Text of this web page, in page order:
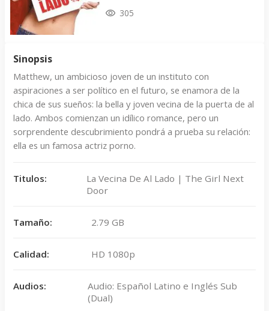
305
Sinopsis
Matthew, un ambicioso joven de un instituto con
aspiraciones a ser político en el futuro, se enamora de la
chica de sus sueños: la bella y joven vecina de la puerta de al
lado. Ambos comienzan un idílico romance, pero un
sorprendente descubrimiento pondrá a prueba su relación:
ella es un famosa actriz porno.
Titulos:
La Vecina De Al Lado | The Girl Next
Door
Tamaño: 2.79 GB
Calidad: HD 1080p
Audios:
Audio: Español Latino e Inglés Sub
(Dual)